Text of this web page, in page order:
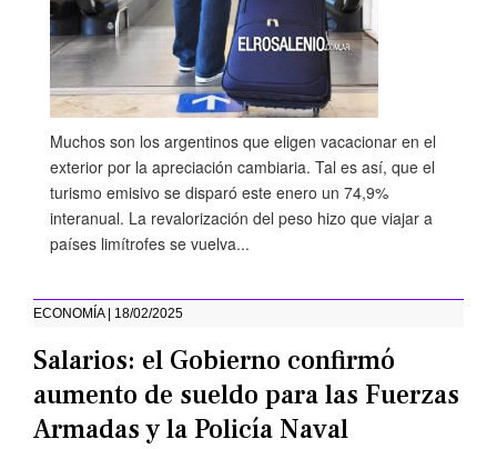
Muchos son los argentinos que eligen vacacionar en el
exterior por la apreciación cambiaria. Tal es así, que el
turismo emisivo se disparó este enero un 74,9%
interanual. La revalorización del peso hizo que viajar a
países limítrofes se vuelva...
ECONOMÍA | 18/02/2025
Salarios: el Gobierno confirmó
aumento de sueldo para las Fuerzas
Armadas y la Policía Naval